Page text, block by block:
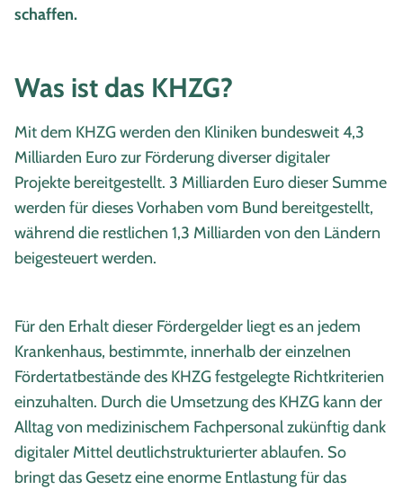
schaffen.
Was ist das KHZG?
Mit dem KHZG werden den Kliniken bundesweit 4,3
Milliarden Euro zur Förderung diverser digitaler
Projekte bereitgestellt. 3 Milliarden Euro dieser Summe
werden für dieses Vorhaben vom Bund bereitgestellt,
während die restlichen 1,3 Milliarden von den Ländern
beigesteuert werden.
Für den Erhalt dieser Fördergelder liegt es an jedem
Krankenhaus, bestimmte, innerhalb der einzelnen
Fördertatbestände des KHZG festgelegte Richtkriterien
einzuhalten. Durch die Umsetzung des KHZG kann der
Alltag von medizinischem Fachpersonal zukünftig dank
digitaler Mittel deutlichstrukturierter ablaufen. So
bringt das Gesetz eine enorme Entlastung für das